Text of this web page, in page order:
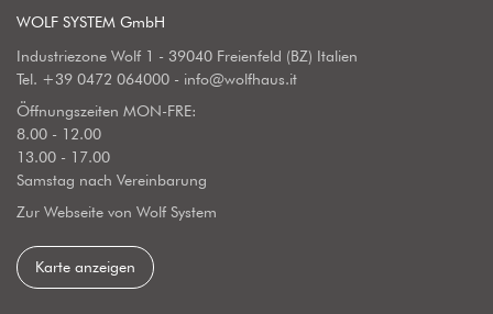
WOLF SYSTEM GmbH
Industriezone Wolf 1 - 39040 Freienfeld (BZ) Italien
Tel. +39 0472 064000 - info@wolfhaus.it
Öffnungszeiten MON-FRE:
8.00 - 12.00
13.00 - 17.00
Samstag nach Vereinbarung
Zur Webseite von Wolf System
Karte anzeigen